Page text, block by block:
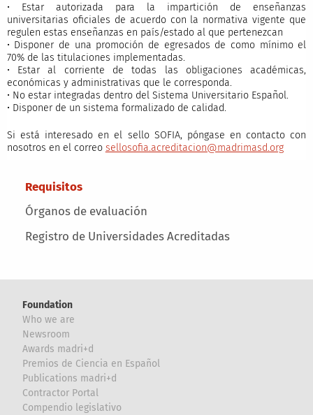
Main menu
Requisitos
Órganos de evaluación
Registro de Universidades Acreditadas
• Estar autorizada para la impartición de enseñanzas
universitarias oficiales de acuerdo con la normativa vigente que
regulen estas enseñanzas en país/estado al que pertenezcan
• Disponer de una promoción de egresados de como mínimo el
70% de las titulaciones implementadas.
• Estar al corriente de todas las obligaciones académicas,
económicas y administrativas que le corresponda.
• No estar integradas dentro del Sistema Universitario Español.
• Disponer de un sistema formalizado de calidad.
Si está interesado en el sello SOFIA, póngase en contacto con
nosotros en el correo sellosofia.acreditacion@madrimasd.org
Foundation
Who we are
Newsroom
Awards madri+d
Premios de Ciencia en Español
Publications madri+d
Contractor Portal
Compendio legislativo